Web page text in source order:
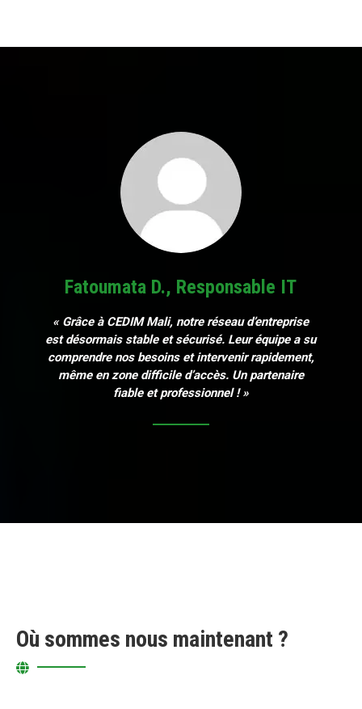
Fatoumata D., Responsable IT
« Grâce à CEDIM Mali, notre réseau d’entreprise
est désormais stable et sécurisé. Leur équipe a su
comprendre nos besoins et intervenir rapidement,
même en zone difficile d’accès. Un partenaire
fiable et professionnel ! »
Où sommes nous maintenant ?